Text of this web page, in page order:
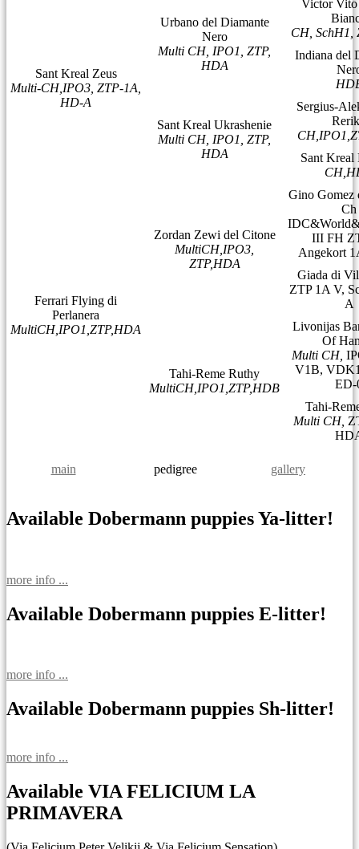
Sant Kreal Zeus
Multi-CH,IPO3, ZTP-1A,
HD-A
Urbano del Diamante
Nero
Multi CH, IPO1, ZTP,
HDA
Victor
CH, SchH1,
Indiana del
Sant Kreal Ukrashenie
Multi CH, IPO1, ZTP,
HDA
Sergius-
Sant Kreal
Ferrari Flying di
Perlanera
MultiCH,IPO1,ZTP,HDA
Zordan Zewi del Citone
MultiCH,IPO3,
ZTP,HDA
Gino Gomez
Ch
III FH
Angekort
Giada di
ZTP 1A V,
A
Tahi-Reme Ruthy
MultiCH,IPO1,ZTP,HDB
Livonijas
Of
Multi CH,
V1B,
ED-
Tahi-
Multi CH,
main pedigree gallery
Available Dobermann puppies Ya-litter!
more info ...
Available Dobermann puppies E-litter!
more info ...
Available Dobermann puppies Sh-litter!
more info ...
Available VIA FELICIUM LA
PRIMAVERA